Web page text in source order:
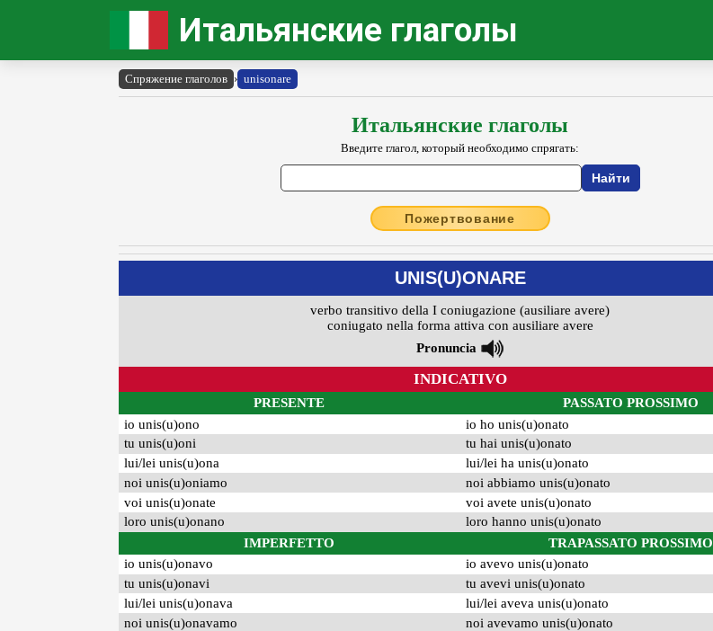
Итальянские глаголы
Спряжение глаголов › unisonare
Итальянские глаголы
Введите глагол, который необходимо спрягать:
Пожертвование
UNIS(U)ONARE
verbo transitivo della I coniugazione (ausiliare avere)
coniugato nella forma attiva con ausiliare avere
Pronuncia
INDICATIVO
PRESENTE
io unis(u)ono
tu unis(u)oni
lui/lei unis(u)ona
noi unis(u)oniamo
voi unis(u)onate
loro unis(u)onano
IMPERFETTO
io unis(u)onavo
tu unis(u)onavi
lui/lei unis(u)onava
noi unis(u)onavamo
PASSATO PROSSIMO
io ho unis(u)onato
tu hai unis(u)onato
lui/lei ha unis(u)onato
noi abbiamo unis(u)onato
voi avete unis(u)onato
loro hanno unis(u)onato
TRAPASSATO PROSSIMO
io avevo unis(u)onato
tu avevi unis(u)onato
lui/lei aveva unis(u)onato
noi avevamo unis(u)onato